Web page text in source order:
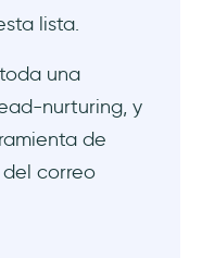
lista.
una
nurturing, y
de
correo